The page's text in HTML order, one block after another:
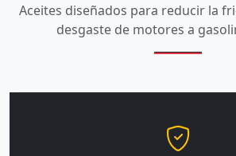
Aceites diseñados para reducir la
desgaste de motores a